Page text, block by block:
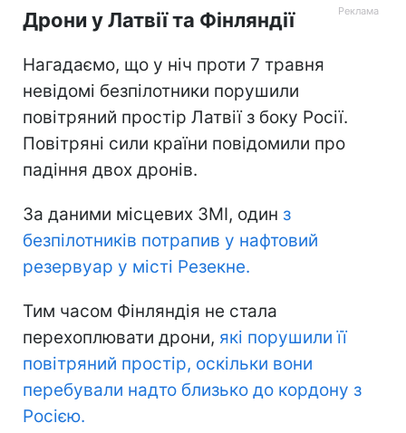
Дрони у Латвії та Фінляндії
Нагадаємо, що у ніч проти 7 травня
невідомі безпілотники порушили
повітряний простір Латвії з боку Росії.
Повітряні сили країни повідомили про
падіння двох дронів.
За даними місцевих ЗМІ, один з
безпілотників потрапив у нафтовий
резервуар у місті Резекне.
Тим часом Фінляндія не стала
перехоплювати дрони, які порушили її
повітряний простір, оскільки вони
перебували надто близько до кордону з
Росією.